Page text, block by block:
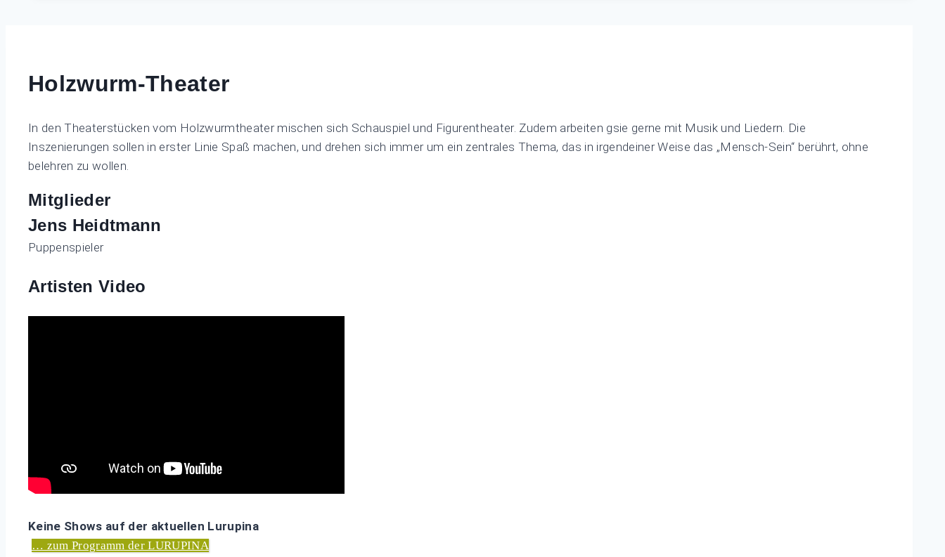
Holzwurm-Theater
In den Theaterstücken vom Holzwurmtheater mischen sich Schauspiel und Figurentheater. Zudem arbeiten gsie gerne mit Musik und Liedern. Die
Inszenierungen sollen in erster Linie Spaß machen, und drehen sich immer um ein zentrales Thema, das in irgendeiner Weise das „Mensch-Sein“ berührt, ohne
belehren zu wollen.
Mitglieder
Jens Heidtmann
Puppenspieler
Artisten Video
Keine Shows auf der aktuellen Lurupina
… zum Programm der LURUPINA